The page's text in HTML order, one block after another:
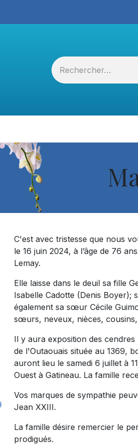
C'est avec tristesse que nous
le 16 juin 2024, à l’âge de 76
Lemay.
Elle laisse dans le deuil sa fille
Isabelle Cadotte (Denis Boyer);
également sa sœur Cécile
sœurs, neveux, nièces,
Il y aura exposition des
de l'Outaouais située au 1369,
auront lieu le samedi 6 juillet à
Ouest à Gatineau. La famille
Vos marques de sympathie
Jean XXIII.
La famille désire remercier le
prodigués.